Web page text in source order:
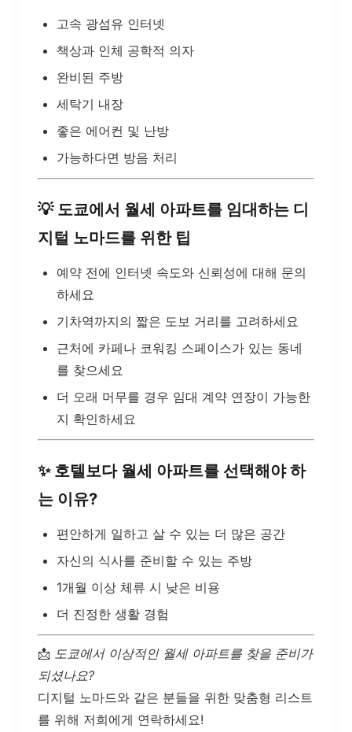
고속 광섬유 인터넷
책상과 인체 공학적 의자
완비된 주방
세탁기 내장
좋은 에어컨 및 난방
가능하다면 방음 처리
💡 도쿄에서 월세 아파트를 임대하는 디
지털 노마드를 위한 팁
예약 전에 인터넷 속도와 신뢰성에 대해 문의
하세요
기차역까지의 짧은 도보 거리를 고려하세요
근처에 카페나 코워킹 스페이스가 있는 동네
를 찾으세요
더 오래 머무를 경우 임대 계약 연장이 가능한
지 확인하세요
✨ 호텔보다 월세 아파트를 선택해야 하
는 이유?
편안하게 일하고 살 수 있는 더 많은 공간
자신의 식사를 준비할 수 있는 주방
1개월 이상 체류 시 낮은 비용
더 진정한 생활 경험
📩 도쿄에서 이상적인 월세 아파트를 찾을 준비가
되셨나요?
디지털 노마드와 같은 분들을 위한 맞춤형 리스트
를 위해 저희에게 연락하세요!